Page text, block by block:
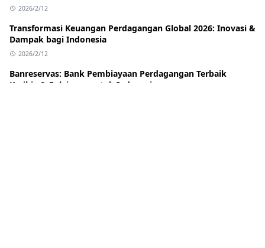
2026/2/12
Transformasi Keuangan Perdagangan Global 2026: Inovasi &
Dampak bagi Indonesia
2026/2/12
Banreservas: Bank Pembiayaan Perdagangan Terbaik
Karibia & Pelajaran untuk Indonesia